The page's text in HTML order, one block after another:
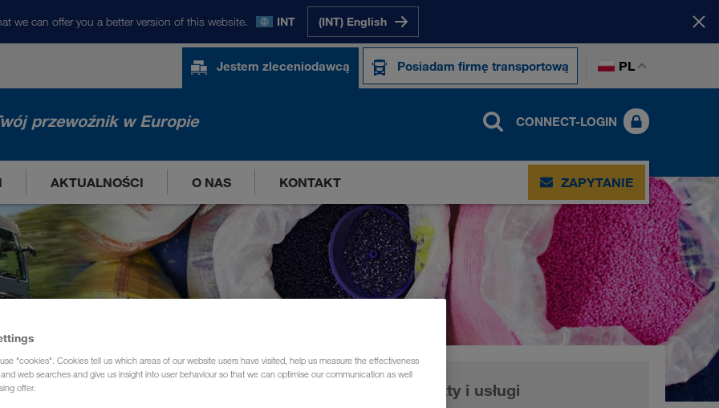
we can offer you a better version of this website. INT (INT) English
Jestem zleceniodawcą Posiadam firmę transportową PL
przewoźnik w Europie CONNECT-LOGIN
AKTUALNOŚCI O NAS KONTAKT ZAPYTANIE
Produkty i usługi
"cookies". Cookies tell us which areas of our website users have visited, help us measure the effectiveness
web searches and give us insight into user behaviour so that we can optimise our communication as well
offer.